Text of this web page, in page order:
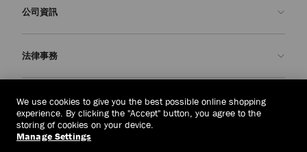
申請退貨
送貨
定制服務
保修服務
公司資訊
我們的歷史
我們的影響與責任
我們的影響
法律事務
條款與條件
被遺忘權
泰國(฿)
We use cookies to give you the best possible online shopping
experience. By clicking the "Accept" button, you agree to the
storing of cookies on your device.
Manage Settings